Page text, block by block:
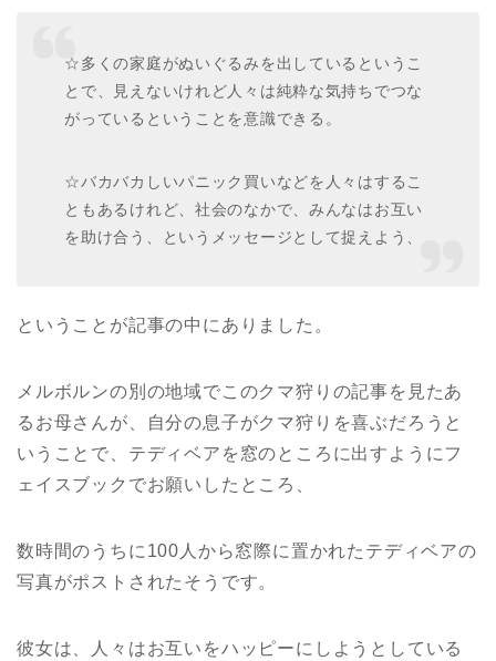
☆多くの家庭がぬいぐるみを出しているというこ
とで、見えないけれど人々は純粋な気持ちでつな
がっているということを意識できる。
☆バカバカしいパニック買いなどを人々はするこ
ともあるけれど、社会のなかで、みんなはお互い
を助け合う、というメッセージとして捉えよう、
ということが記事の中にありました。
メルボルンの別の地域でこのクマ狩りの記事を見たあ
るお母さんが、自分の息子がクマ狩りを喜ぶだろうと
いうことで、テディベアを窓のところに出すようにフ
ェイスブックでお願いしたところ、
数時間のうちに100人から窓際に置かれたテディベアの
写真がポストされたそうです。
彼女は、人々はお互いをハッピーにしようとしている